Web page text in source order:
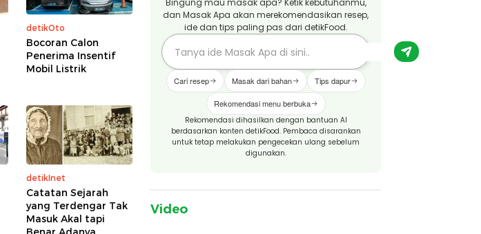
detikOto
Bocoran Calon
Penerima Insentif
Mobil Listrik
detikInet
Catatan Sejarah
yang Terdengar Tak
Masuk Akal tapi
Bingung mau masak apa? Ketik kebutuhanmu,
dan Masak Apa akan merekomendasikan resep,
ide dan tips paling pas dari detikFood.
Cari resep Masak dari bahan Tips dapur
Rekomendasi menu berbuka
Rekomendasi dihasilkan dengan bantuan AI
berdasarkan konten detikFood. Pembaca disarankan
untuk tetap melakukan pengecekan ulang sebelum
digunakan.
Video